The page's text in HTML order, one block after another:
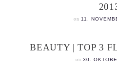
on 11.
BEAUTY | TOP 3
on 30.